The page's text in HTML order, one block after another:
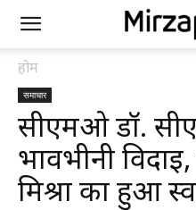
होम
समाचार
सीएमओ डॉ.
भावभीनी
मिश्रा का हुआ